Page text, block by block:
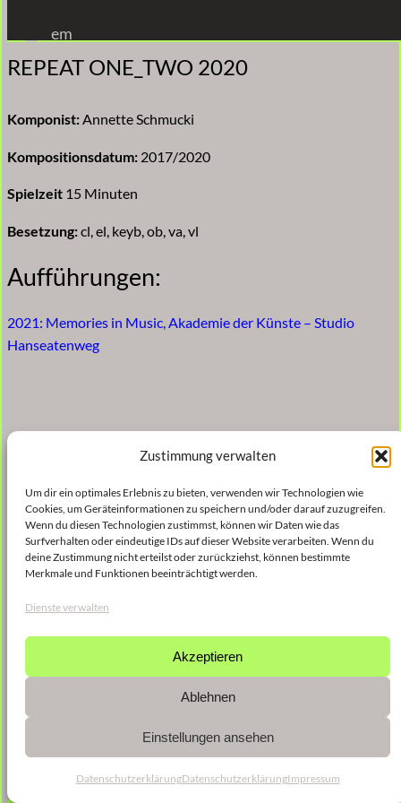
Zustimmung verwalten
Um dir ein optimales Erlebnis zu bieten, verwenden wir Technologien wie
Cookies, um Geräteinformationen zu speichern und/oder darauf zuzugreifen.
Wenn du diesen Technologien zustimmst, können wir Daten wie das
Surfverhalten oder eindeutige IDs auf dieser Website verarbeiten. Wenn du
deine Zustimmung nicht erteilst oder zurückziehst, können bestimmte
Merkmale und Funktionen beeinträchtigt werden.
Dienste verwalten
Akzeptieren
Ablehnen
Einstellungen ansehen
DatenschutzerklärungDatenschutzerklärungImpressum
Inhalt
springen
em
REPEAT ONE_TWO 2020
Komponist:Annette Schmucki
Kompositionsdatum: 2017/2020
Spielzeit 15 Minuten
Besetzung:cl, el, keyb, ob, va, vl
Aufführungen:
2021: Memories in Music, Akademie der Künste – Studio
Hanseatenweg